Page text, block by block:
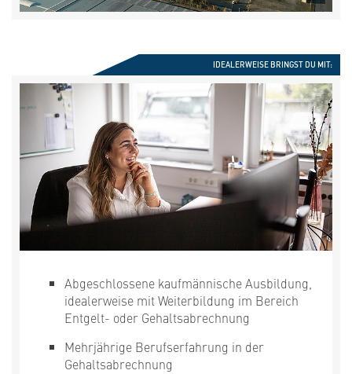
IDEALERWEISE BRINGST DU MIT:
Abgeschlossene kaufmännische Ausbildung,
idealerweise mit Weiterbildung im Bereich
Entgelt- oder Gehaltsabrechnung
Mehrjährige Berufserfahrung in der
Gehaltsabrechnung